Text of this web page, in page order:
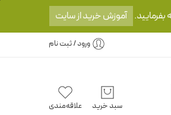
آموزش خرید از سایت
ورود / ثبت نام
سبد خرید علاقه‌مندی